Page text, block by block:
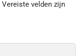
Vereiste velden zijn